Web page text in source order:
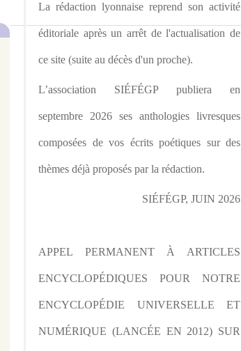
La rédaction lyonnaise reprend son activité
éditoriale après un arrêt de l'actualisation de
ce site (suite au décès d'un proche).
L’association SIÉFÉGP publiera en
septembre 2026 ses anthologies livresques
composées de vos écrits poétiques sur des
thèmes déjà proposés par la rédaction.
SIÉFÉGP, JUIN 2026
APPEL PERMANENT À ARTICLES
ENCYCLOPÉDIQUES POUR NOTRE
ENCYCLOPÉDIE UNIVERSELLE ET
NUMÉRIQUE (LANCÉE EN 2012) SUR